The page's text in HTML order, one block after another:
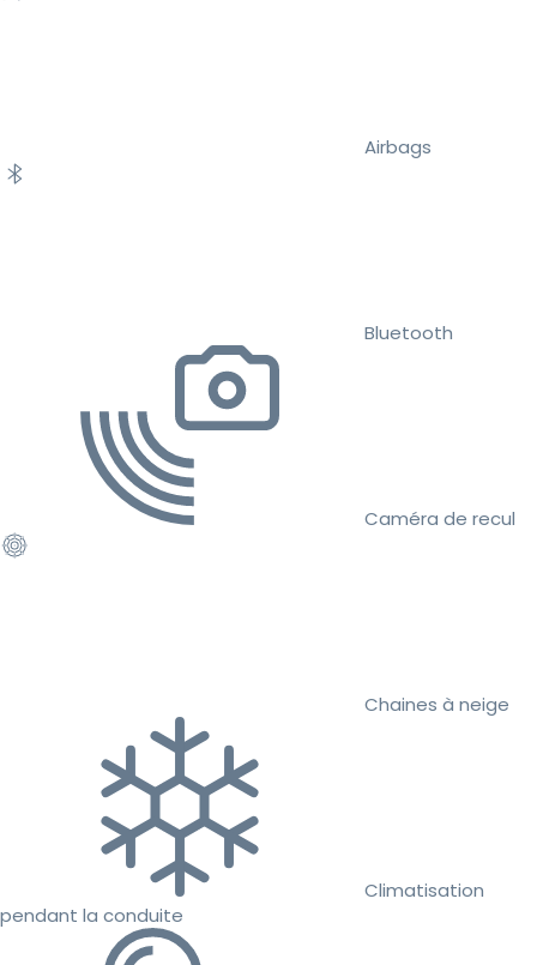
Airbags
Bluetooth
Caméra de recul
Chaines à neige
Climatisation
pendant la conduite